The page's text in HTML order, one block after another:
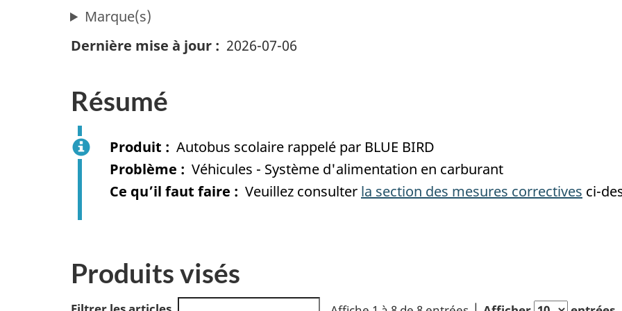
Marque(s)
Dernière mise à jour
2026-07-06
Résumé
Produit
Autobus scolaire rappelé par BLUE BIRD
Problème
Véhicules - Système d'alimentation en carburant
Ce qu’il faut faire
Veuillez consulter la section des mesures correctives ci-
Produits visés